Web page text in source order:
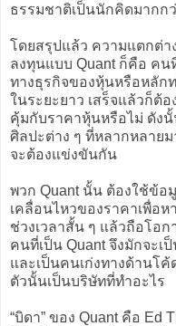
ธรรมชาติเป็นนักคิดมากก
โดยสรุปแล้ว ความแตกต่า
ลงทุนแบบ Quant ก็คือ คน
ทางธุรกิจของหุ้นหรือหลัก
ในระยะยาว เสร็จแล้วก็ต้
คุ้มกับราคาหุ้นหรือไม่ ดัง
ศิลปะต่าง ๆ ที่หลากหลาย
จะต้องแข่งขันกัน
พวก Quant นั้น ต้องใช้ข้
เคลื่อนไหวของราคาเพื่อ
ช่วงเวลาสั้น ๆ แล้วถือโอก
คนที่เป็น Quant จึงมักจะ
และเป็นคนเก่งทางด้านโ
ตัวนั้นเป็นบริษัทที่ทำอะไร
“บิดา” ของ Quant คือ